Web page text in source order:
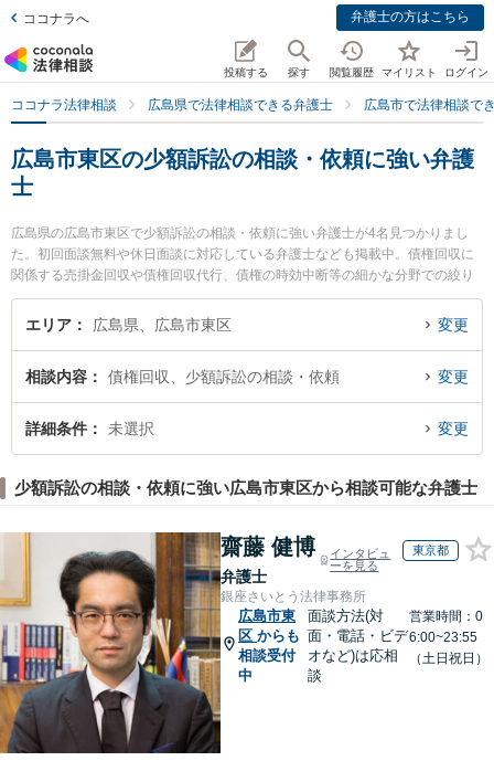
ココナラへ 弁護士の方はこちら
投稿する 探す 閲覧履歴 マイリスト ログイン
ココナラ法律相談 広島県で法律相談できる弁護士 広島市で法律相談で
広島市東区の少額訴訟の相談・依頼に強い弁護
士
広島県の広島市東区で少額訴訟の相談・依頼に強い弁護士が4名見つかりまし
た。初回面談無料や休日面談に対応している弁護士なども掲載中。債権回収に
関係する売掛金回収や債権回収代行、債権の時効中断等の細かな分野での絞り
込み検索もでき便利です。特にうした法律事務所の加藤 泰弁護士や弁護士法人
共創 広島駅前法律事務所の下西 祥平弁護士、弁護士法人共創 広島駅前法律事
ブルを今すぐに弁護士に相談したい』『少額訴訟の相談・依頼のトラブル解決
の実績豊富な近くの弁護士を検索したい』『初回相談無料で少額訴訟の相談・
依頼を法律相談できる広島市東区内の弁護士に相談予約したい』などでお困り
エリア 広島県、広島市東区 変更
相談内容 債権回収、少額訴訟の相談・依頼 変更
詳細条件 未選択 変更
少額訴訟の相談・依頼に強い広島市東区から相談可能な弁護士
齋藤 健博
弁護士
インタビュ
ーを見る
東京都
銀座さいとう法律事務所
広島市東
区 からも
相談受付
中
面談方法(対
面・電話・ビデ
オなど)は応相
談
営業時間：0
6:00~23:55
（土日祝日）